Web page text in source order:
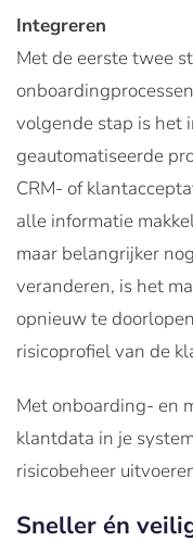
Integreren
Met de eerste twee
volgende stap is het
geautomatiseerde
CRM- of
alle informatie
maar belangrijker
veranderen, is het
opnieuw te
risicoprofiel van de
Met onboarding- en
klantdata in je
risicobeheer
Sneller én